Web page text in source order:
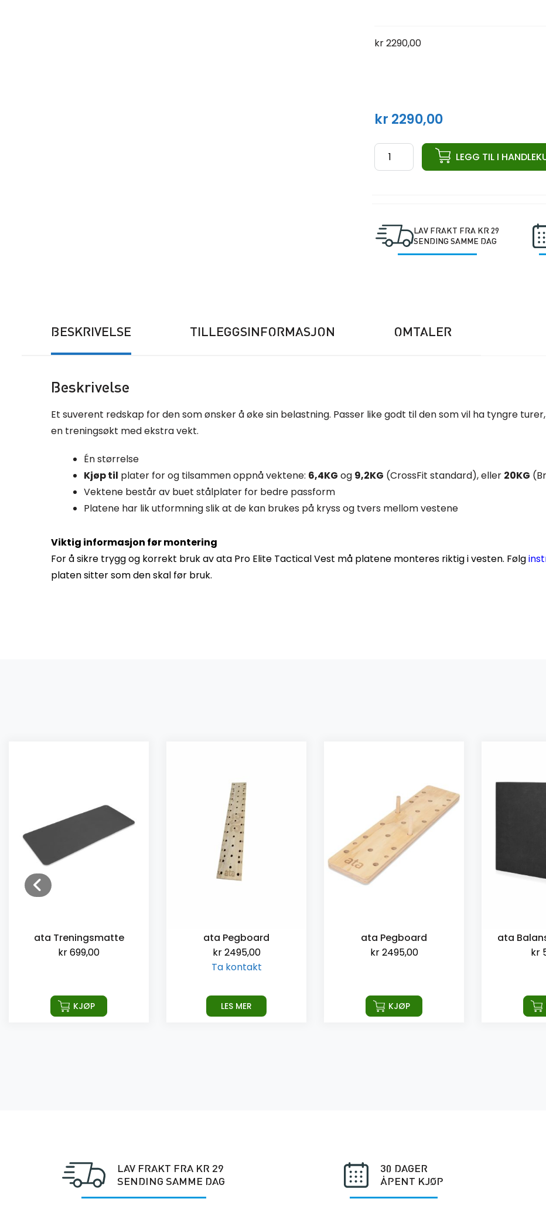
kr2290,00
kr 2290,00
ata
Pro
antall
LEGG TIL I
LAV FRAKT FRA KR 29
SENDING SAMME DAG
BESKRIVELSE TILLEGGSINFORMASJON OMTALER
Beskrivelse
Et suverent redskap for den som ønsker å øke sin belastning. Passer like godt til den som vil ha tyngre
en treningsøkt med ekstra vekt.
Én størrelse
Kjøp til plater for og tilsammen oppnå vektene: 6,4KG og 9,2KG (CrossFit standard), eller 20KG
Vektene består av buet stålplater for bedre passform
Platene har lik utformning slik at de kan brukes på kryss og tvers mellom vestene
Viktig informasjon før montering
For å sikre trygg og korrekt bruk av ata Pro Elite Tactical Vest må platene monteres riktig i vesten. Følg
platen sitter som den skal før bruk.
ata Pegboard
kr2495,00
LES MER
ata Pegboard
kr2495,00
KJØP
ata Balansepute Foam
kr595,00
KJØP
ata
kr
LAV FRAKT FRA KR 29
SENDING SAMME DAG
30 DAGER
ÅPENT KJØP